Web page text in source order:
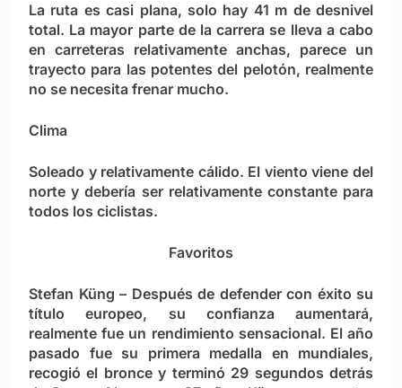
La ruta es casi plana, solo hay 41 m de desnivel
total. La mayor parte de la carrera se lleva a cabo
en carreteras relativamente anchas, parece un
trayecto para las potentes del pelotón, realmente
no se necesita frenar mucho.
Clima
Soleado y relativamente cálido. El viento viene del
norte y debería ser relativamente constante para
todos los ciclistas.
Favoritos
Stefan Küng – Después de defender con éxito su
título europeo, su confianza aumentará,
realmente fue un rendimiento sensacional. El año
pasado fue su primera medalla en mundiales,
recogió el bronce y terminó 29 segundos detrás